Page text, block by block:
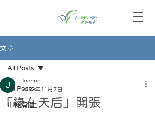
文章
All Posts
山野清潔
All Posts
「綠在天后」開張
Joanne
2020年11月7日